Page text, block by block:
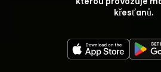
křesťanů.